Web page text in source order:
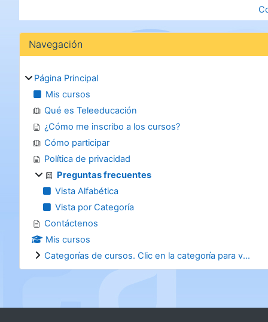
Bloques
Salta Navegación
Navegación
Página Principal
Mis cursos
Qué es Teleeducación
¿Cómo me inscribo a los cursos?
Cómo participar
Política de privacidad
Preguntas frecuentes
Vista Alfabética
Vista por Categoría
Contáctenos
Mis cursos
Categorías de cursos. Clic en la categoría para v...